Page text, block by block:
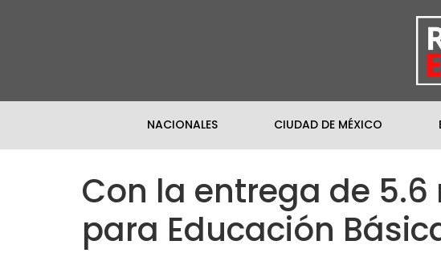
NACIONALES CIUDAD DE MÉXICO
Con la entrega de
para Educación